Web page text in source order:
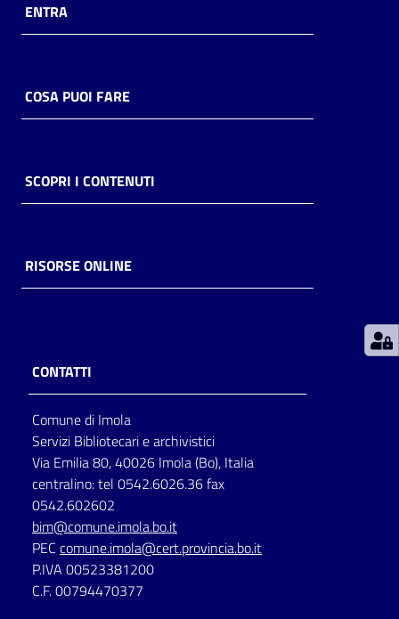
Risorse
online
Casa
Piani
storico
per
lettura
Seguici
su
ENTRA
COSA PUOI FARE
SCOPRI I CONTENUTI
RISORSE ONLINE
CONTATTI
Comune di Imola
Servizi Bibliotecari e archivistici
Via Emilia 80, 40026 Imola (Bo), Italia
centralino: tel 0542.6026.36 fax
0542.602602
bim@comune.imola.bo.it
PEC comune.imola@cert.provincia.bo.it
P.IVA 00523381200
C.F. 00794470377